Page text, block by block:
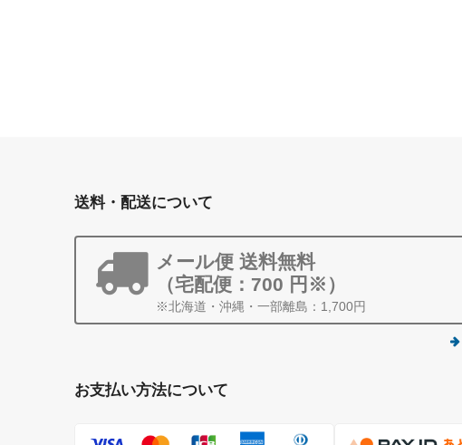
送料・配送について
メール便 送料無料
（宅配便：700 円※）
※北海道・沖縄・一部離島：1,700円
お支払い方法について